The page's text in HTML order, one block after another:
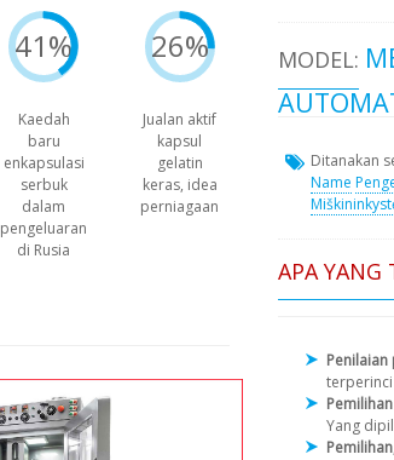
41%
Kaedah
baru
enkapsulasi
serbuk
dalam
pengeluaran
di Rusia
26%
Jualan aktif
kapsul
gelatin
keras, idea
perniagaan
MODEL:
Ditanakan
Name
APA YANG
Yang
Pemilihan